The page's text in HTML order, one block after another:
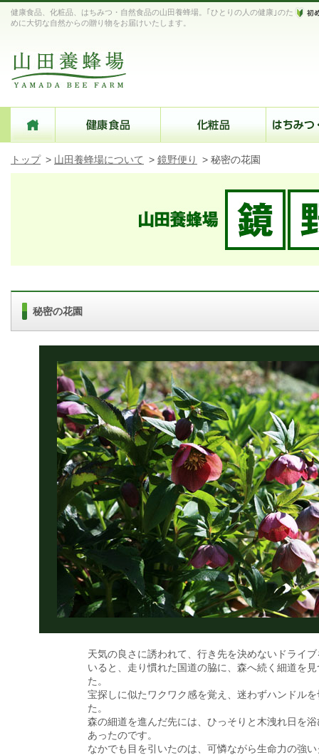
健康食品、化粧品、はちみつ・自然食品の山田養蜂場。｢ひとりの人の健康｣のた
めに大切な自然からの贈り物をお届けいたします。
トップ > 山田養蜂場について > 鏡野便り > 秘密の花園
秘密の花園
天気の良さに誘われて、行き先を決めないドライ
いると、走り慣れた国道の脇に、森へ続く細道を
た。
宝探しに似たワクワク感を覚え、迷わずハンドル
た。
森の細道を進んだ先には、ひっそりと木洩れ日を
あったのです。
なかでも目を引いたのは、可憐ながら生命力の強